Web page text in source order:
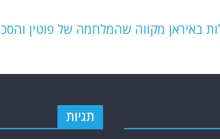
באיראן מקווה שהמלחמה של פוטין
תגיות